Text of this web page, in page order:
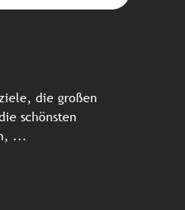
die großen
schönsten
...